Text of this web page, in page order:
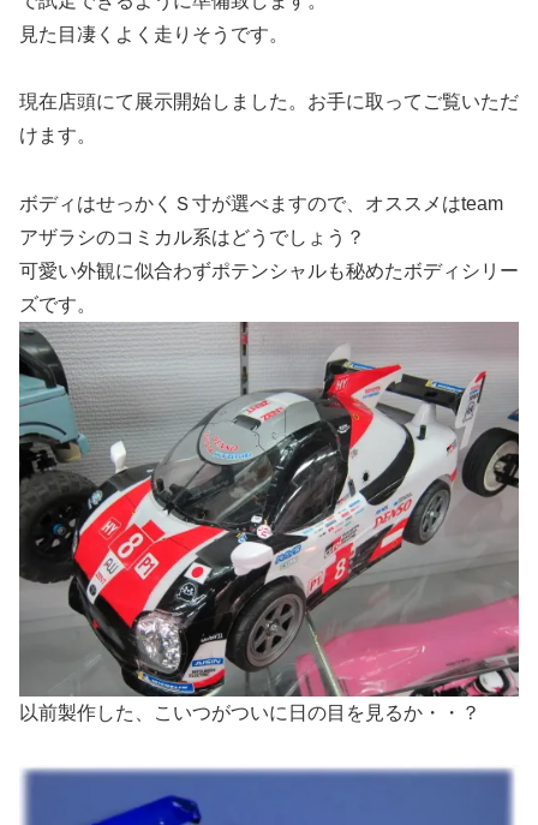
見た目凄くよく走りそうです。
現在店頭にて展示開始しました。お手に取ってご覧いただ
けます。
ボディはせっかくＳ寸が選べますので、オススメはteam
アザラシのコミカル系はどうでしょう？
可愛い外観に似合わずポテンシャルも秘めたボディシリー
ズです。
以前製作した、こいつがついに日の目を見るか・・？